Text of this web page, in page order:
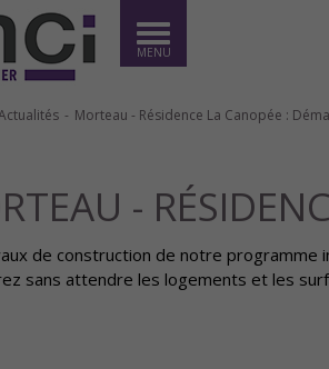
MENU
Morteau - Résidence La Canopée :
-
de construction de notre programme
sans attendre les logements et les